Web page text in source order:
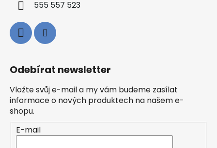
555 557 523
Odebírat newsletter
Vložte svůj e-mail a my vám budeme zasílat
informace o nových produktech na našem e-
shopu.
E-mail